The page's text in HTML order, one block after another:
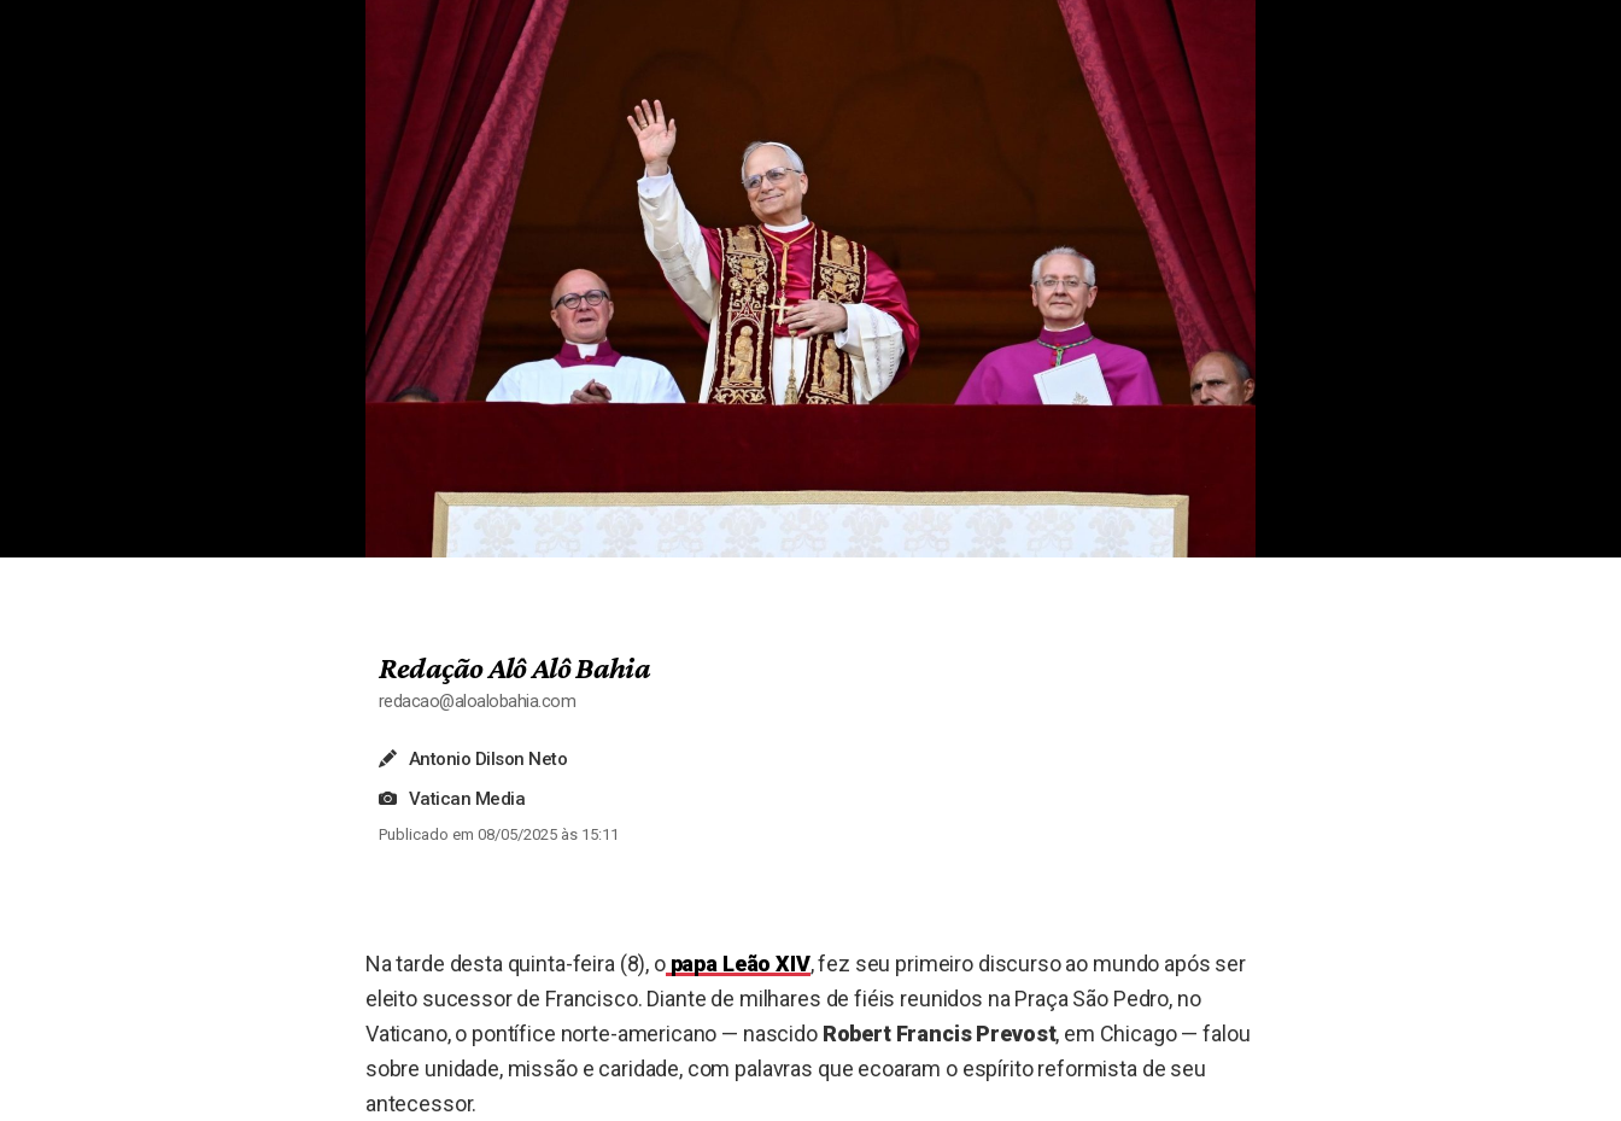
Redação Alô Alô Bahia
redacao@aloalobahia.com
Antonio Dilson Neto
Vatican Media
Publicado em 08/05/2025 às 15:11
Na tarde desta quinta-feira (8), opapa Leão XIV, fez seu primeiro discurso ao mundo após ser
eleito sucessor de Francisco. Diante de milhares de fiéis reunidos na Praça São Pedro, no
Vaticano, o pontífice norte-americano — nascido Robert Francis Prevost, em Chicago — falou
sobre unidade, missão e caridade, com palavras que ecoaram o espírito reformista de seu
antecessor.